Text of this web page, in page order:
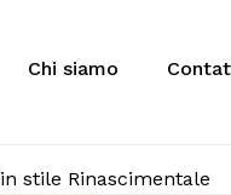
Inizia a
Chi siamo
stile Rinascimentale